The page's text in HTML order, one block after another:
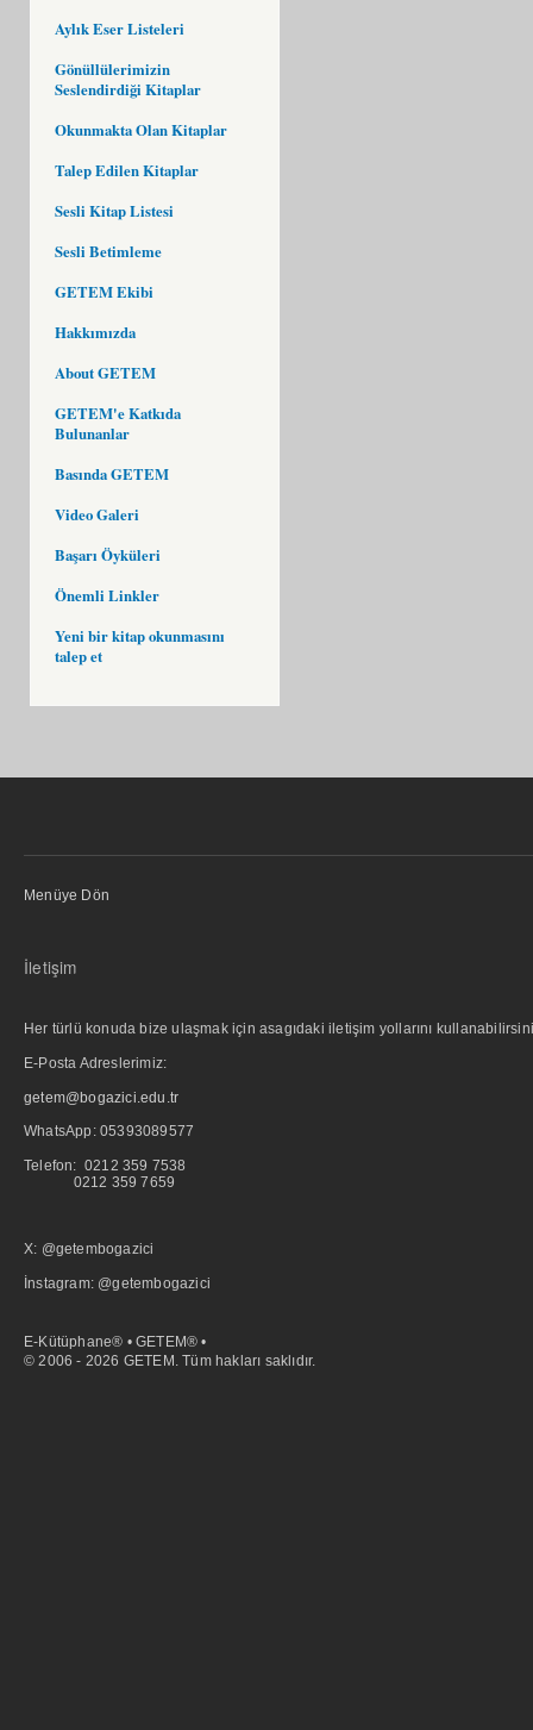
Aylık Eser Listeleri
Gönüllülerimizin
Seslendirdiği Kitaplar
Okunmakta Olan Kitaplar
Talep Edilen Kitaplar
Sesli Kitap Listesi
Sesli Betimleme
GETEM Ekibi
Hakkımızda
About GETEM
GETEM'e Katkıda
Bulunanlar
Basında GETEM
Video Galeri
Başarı Öyküleri
Önemli Linkler
Yeni bir kitap okunmasını
talep et
Menüye Dön
İletişim
Her türlü konuda bize ulaşmak için asagıdaki iletişim yollarını
E-Posta Adreslerimiz:
getem@bogazici.edu.tr
WhatsApp: 05393089577
Telefon: 0212 359 7538
0212 359 7659
X: @getembogazici
İnstagram: @getembogazici
E-Kütüphane® • GETEM® •
© 2006 - 2026 GETEM. Tüm hakları saklıdır.